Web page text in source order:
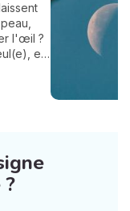
l'œil ?
et
en